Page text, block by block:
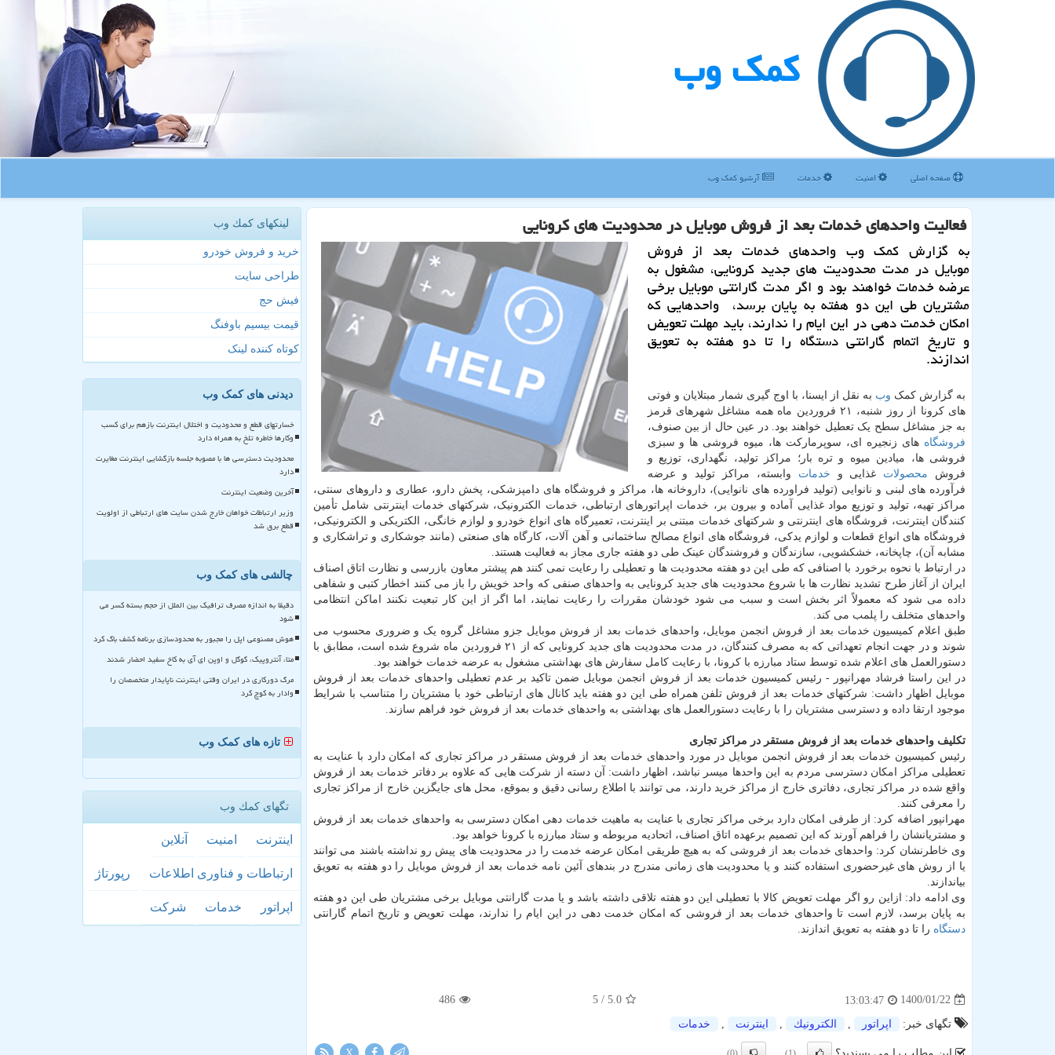
كمك وب
صفحه اصلی امنیت خدمات آرشیو كمك وب
فعالیت واحدهای خدمات بعد از فروش موبایل در محدودیت های كرونایی
به گزارش کمک وب واحدهای خدمات بعد از فروش
موبایل در مدت محدودیت های جدید کرونایی، مشغول به
عرضه خدمات خواهند بود و اگر مدت گارانتی موبایل برخی
مشتریان طی این دو هفته به پایان برسد، واحدهایی که
امکان خدمت دهی در این ایام را ندارند، باید مهلت تعویض
و تاریخ اتمام گارانتی دستگاه را تا دو هفته به تعویق
اندازند.
به گزارش کمک وب به نقل از ایسنا، با اوج گیری شمار مبتلایان و فوتی
های کرونا از روز شنبه، ۲۱ فروردین ماه همه مشاغل شهرهای قرمز
به جز مشاغل سطح یک تعطیل خواهند بود. در عین حال از بین صنوف،
فروشگاه های زنجیره ای، سوپرمارکت ها، میوه فروشی ها و سبزی
فروشی ها، میادین میوه و تره بار؛ مراکز تولید، نگهداری، توزیع و
فروش محصولات غذایی و خدمات وابسته، مراکز تولید و عرضه
فرآورده های لبنی و نانوایی (تولید فراورده های نانوایی)، داروخانه ها، مراکز و فروشگاه های دامپزشکی، پخش دارو، عطاری و داروهای سنتی،
مراکز تهیه، تولید و توزیع مواد غذایی آماده و بیرون بر، خدمات اپراتورهای ارتباطی، خدمات الکترونیک، شرکتهای خدمات اینترنتی شامل تأمین
کنندگان اینترنت، فروشگاه های اینترنتی و شرکتهای خدمات مبتنی بر اینترنت، تعمیرگاه های انواع خودرو و لوازم خانگی، الکتریکی و الکترونیکی،
فروشگاه های انواع قطعات و لوازم یدکی، فروشگاه های انواع مصالح ساختمانی و آهن آلات، کارگاه های صنعتی (مانند جوشکاری و تراشکاری و
مشابه آن)، چاپخانه، خشکشویی، سازندگان و فروشندگان عینک طی دو هفته جاری مجاز به فعالیت هستند.
در ارتباط با نحوه برخورد با اصنافی که طی این دو هفته محدودیت ها و تعطیلی را رعایت نمی کنند هم پیشتر معاون بازرسی و نظارت اتاق اصناف
ایران از آغاز طرح تشدید نظارت ها با شروع محدودیت های جدید کرونایی به واحدهای صنفی که واحد خویش را باز می کنند اخطار کتبی و شفاهی
داده می شود که معمولاً اثر بخش است و سبب می شود خودشان مقررات را رعایت نمایند، اما اگر از این کار تبعیت نکنند اماکن انتظامی
واحدهای متخلف را پلمب می کند.
طبق اعلام کمیسیون خدمات بعد از فروش انجمن موبایل، واحدهای خدمات بعد از فروش موبایل جزو مشاغل گروه یک و ضروری محسوب می
شوند و در جهت انجام تعهداتی که به مصرف کنندگان، در مدت محدودیت های جدید کرونایی که از ۲۱ فروردین ماه شروع شده است، مطابق با
دستورالعمل های اعلام شده توسط ستاد مبارزه با کرونا، با رعایت کامل سفارش های بهداشتی مشغول به عرضه خدمات خواهند بود.
در این راستا فرشاد مهرانپور - رئیس کمیسیون خدمات بعد از فروش انجمن موبایل ضمن تاکید بر عدم تعطیلی واحدهای خدمات بعد از فروش
موبایل اظهار داشت: شرکتهای خدمات بعد از فروش تلفن همراه طی این دو هفته باید کانال های ارتباطی خود با مشتریان را متناسب با شرایط
موجود ارتقا داده و دسترسی مشتریان را با رعایت دستورالعمل های بهداشتی به واحدهای خدمات بعد از فروش خود فراهم سازند.
تکلیف واحدهای خدمات بعد از فروش مستقر در مراکز تجاری
رئیس کمیسیون خدمات بعد از فروش انجمن موبایل در مورد واحدهای خدمات بعد از فروش مستقر در مراکز تجاری که امکان دارد با عنایت به
تعطیلی مراکز امکان دسترسی مردم به این واحدها میسر نباشد، اظهار داشت: آن دسته از شرکت هایی که علاوه بر دفاتر خدمات بعد از فروش
واقع شده در مراکز تجاری، دفاتری خارج از مراکز خرید دارند، می توانند با اطلاع رسانی دقیق و بموقع، محل های جایگزین خارج از مراکز تجاری
را معرفی کنند.
مهرانپور اضافه کرد: از طرفی امکان دارد برخی مراکز تجاری با عنایت به ماهیت خدمات دهی امکان دسترسی به واحدهای خدمات بعد از فروش
و مشتریانشان را فراهم آورند که این تصمیم برعهده اتاق اصناف، اتحادیه مربوطه و ستاد مبارزه با کرونا خواهد بود.
وی خاطرنشان کرد: واحدهای خدمات بعد از فروشی که به هیچ طریقی امکان عرضه خدمت را در محدودیت های پیش رو نداشته باشند می توانند
یا از روش های غیرحضوری استفاده کنند و یا محدودیت های زمانی مندرج در بندهای آئین نامه خدمات بعد از فروش موبایل را دو هفته به تعویق
بیاندازند.
وی ادامه داد: ازاین رو اگر مهلت تعویض کالا با تعطیلی این دو هفته تلاقی داشته باشد و یا مدت گارانتی موبایل برخی مشتریان طی این دو هفته
به پایان برسد، لازم است تا واحدهای خدمات بعد از فروشی که امکان خدمت دهی در این ایام را ندارند، مهلت تعویض و تاریخ اتمام گارانتی
دستگاه را تا دو هفته به تعویق اندازند.
1400/01/22
13:03:47
5.0
/ 5
486
تگهای خبر: اپراتور الكترونیك اینترنت خدمات
X
لینکهای كمك وب
خرید و فروش خودرو
طراحی سایت
فیش حج
قیمت بیسیم باوفنگ
کوتاه کننده لینک
دیدنی های کمک وب
خسارتهای قطع و محدودیت و اختلال اینترنت بازهم برای کسب
وکارها خاطره تلخ به همراه دارد
محدودیت دسترسی ها با مصوبه جلسه بازگشایی اینترنت مغایرت
دارد
آخرین وضعیت اینترنت
وزیر ارتباطات خواهان خارج شدن سایت های ارتباطی از اولویت
قطع برق شد
چالشی های کمک وب
دقیقا به اندازه مصرف ترافیک بین الملل از حجم بسته کسر می
شود
هوش مصنوعی اپل را مجبور به محدودسازی برنامه کشف باگ کرد
متا، آنتروپیک، گوگل و اوپن ای آی به کاخ سفید احضار شدند
مرگ دورکاری در ایران وقتی اینترنت ناپایدار متخصصان را
وادار به کوچ کرد
تازه های کمک وب
تگهای كمك وب
اینترنت امنیت آنلاین
ارتباطات و فناوری اطلاعات رپورتاژ
اپراتور خدمات شركت